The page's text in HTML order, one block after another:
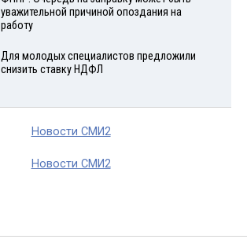
уважительной причиной опоздания на
работу
Для молодых специалистов предложили
снизить ставку НДФЛ
Новости СМИ2
Новости СМИ2